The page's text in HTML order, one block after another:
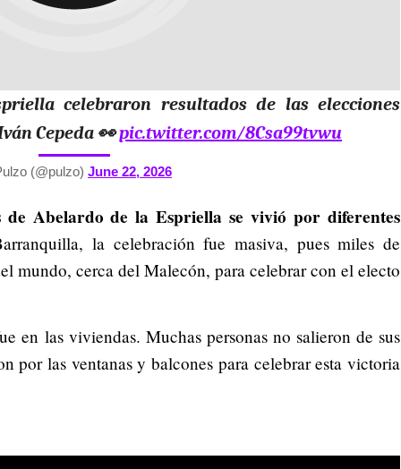
celebraron resultados de las elecciones
Cepeda 👀pic.twitter.com/8Csa99tvwu
(@pulzo) June 22, 2026
de Abelardo de la Espriella se vivió por diferentes
la celebración fue masiva, pues miles de
mundo, cerca del Malecón, para celebrar con el electo
en las viviendas. Muchas personas no salieron de sus
por las ventanas y balcones para celebrar esta victoria